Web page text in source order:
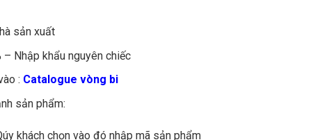
sản xuất
– Nhập khẩu nguyên chiếc
: Catalogue vòng bi
sản phẩm:
khách chọn vào đó nhập mã sản phẩm